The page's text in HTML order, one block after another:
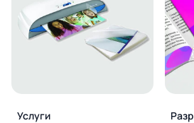
Услуги